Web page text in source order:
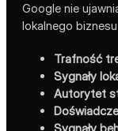
Google nie
lokalnego
Trafność
Sygnały
Autorytet